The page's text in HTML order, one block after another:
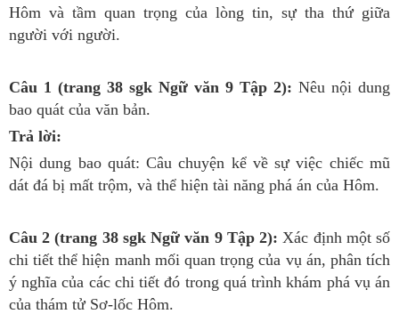
Hôm và tầm quan trọng của lòng tin, sự tha thứ giữa
người với người.
Câu 1 (trang 38 sgk Ngữ văn 9 Tập 2): Nêu nội dung
bao quát của văn bản.
Trả lời:
Nội dung bao quát: Câu chuyện kể về sự việc chiếc mũ
dát đá bị mất trộm, và thể hiện tài năng phá án của Hôm.
Câu 2 (trang 38 sgk Ngữ văn 9 Tập 2):Xác định một số
chi tiết thể hiện manh mối quan trọng của vụ án, phân tích
ý nghĩa của các chi tiết đó trong quá trình khám phá vụ án
của thám tử Sơ-lốc Hôm.